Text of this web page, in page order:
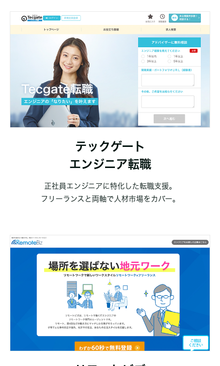
テックゲート
エンジニア転職
正社員エンジニアに特化した転職支援。
フリーランスと両軸で人材市場をカバー。